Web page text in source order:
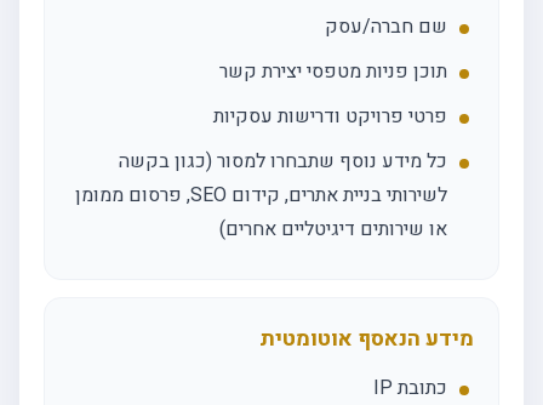
שם חברה/עסק
תוכן פניות מטפסי יצירת קשר
פרטי פרויקט ודרישות עסקיות
כל מידע נוסף שתבחרו למסור (כגון בקשה
לשירותי בניית אתרים, קידום SEO, פרסום ממומן
או שירותים דיגיטליים אחרים)
מידע הנאסף אוטומטית
כתובת IP